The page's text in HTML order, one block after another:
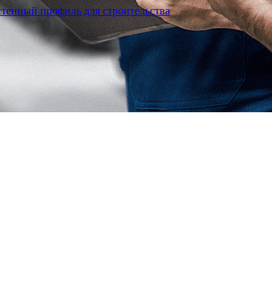
профиль для строительства